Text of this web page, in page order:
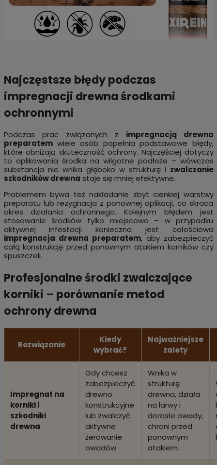
Najczęstsze błędy podczas
impregnacji drewna środkami
ochronnymi
Podczas prac związanych z impregnacją drewna
preparatemwiele osób popełnia podstawowe błędy,
które obniżają skuteczność ochrony. Najczęściej dotyczy
to aplikowania środka na wilgotne podłoże – wówczas
substancja nie wnika głęboko w strukturę i zwalczanie
szkodników drewna staje się mniej efektywne.
Problemem bywa też nakładanie zbyt cienkiej warstwy
preparatu lub rezygnacja z ponownej aplikacji, co skraca
okres działania ochronnego. Kolejnym błędem jest
stosowanie środków tylko miejscowo – w przypadku
aktywnej infestacji konieczna jest całościowa
impregnacja drewna preparatem, aby zabezpieczyć
całą konstrukcję przed ponownym atakiem korników czy
spuszczeli.
Profesjonalne środki zwalczające
korniki – porównanie metod
ochrony drewna
Rozwiązanie
Kiedy
wybrać?
Najważniejsze
zalety
Impregnat na
korniki i
szkodniki
drewna
Gdy chcesz
zabezpieczyć
drewno
konstrukcyjne
lub zwalczyć
aktywne
żerowanie
owadów.
Wnika w
strukturę
drewna, działa
na larwy i
dorosłe owady,
chroni przed
ponownym
atakiem.